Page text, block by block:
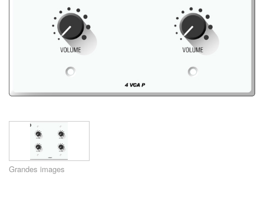
Grandes images